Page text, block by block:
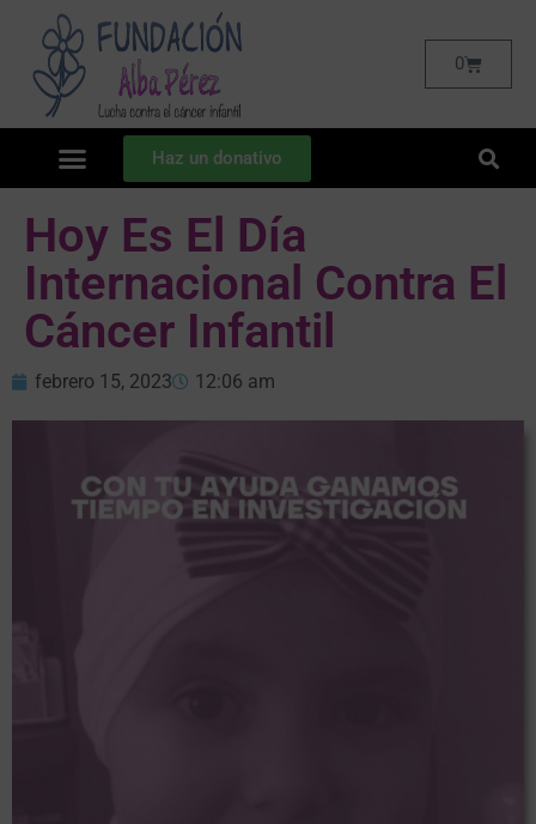
0
Haz un donativo
Hoy Es El Día
Internacional Contra El
Cáncer Infantil
febrero 15, 2023 12:06 am